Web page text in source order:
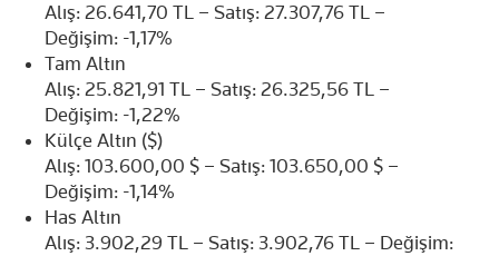
Alış: 26.641,70 TL – Satış: 27.307,76 TL –
Değişim: -1,17%
Tam Altın
Alış: 25.821,91 TL – Satış: 26.325,56 TL –
Değişim: -1,22%
Külçe Altın ($)
Alış: 103.600,00 $ – Satış: 103.650,00 $ –
Değişim: -1,14%
Has Altın
Alış: 3.902,29 TL – Satış: 3.902,76 TL – Değişim: